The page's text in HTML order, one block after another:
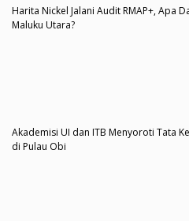
Harita Nickel Jalani Audit RMAP+, Apa
Maluku Utara?
Akademisi UI dan ITB Menyoroti Tata
di Pulau Obi